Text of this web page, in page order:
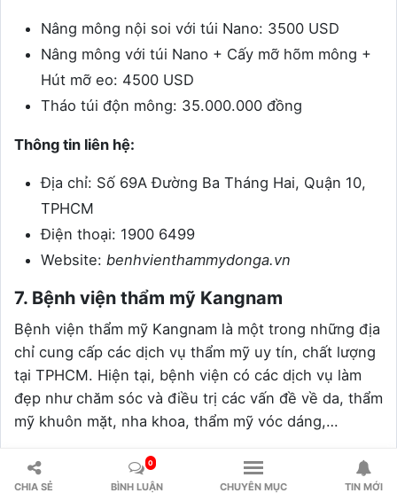
Nâng mông nội soi với túi Nano: 3500 USD
Nâng mông với túi Nano + Cấy mỡ hõm mông +
Hút mỡ eo: 4500 USD
Tháo túi độn mông: 35.000.000 đồng
Thông tin liên hệ:
Địa chỉ: Số 69A Đường Ba Tháng Hai, Quận 10,
TPHCM
Điện thoại: 1900 6499
Website: benhvienthammydonga.vn
7. Bệnh viện thẩm mỹ Kangnam
Bệnh viện thẩm mỹ Kangnam là một trong những địa
chỉ cung cấp các dịch vụ thẩm mỹ uy tín, chất lượng
tại TPHCM. Hiện tại, bệnh viện có các dịch vụ làm
đẹp như chăm sóc và điều trị các vấn đề về da, thẩm
mỹ khuôn mặt, nha khoa, thẩm mỹ vóc dáng,…
Kangnam sở hữu đội ngũ bác sĩ được đào tạo
chuyên sâu, có tay nghề cao, dày dặn kinh nghiệm
CHIA SẺ
0
BÌNH LUẬN CHUYÊN MỤC TIN MỚI